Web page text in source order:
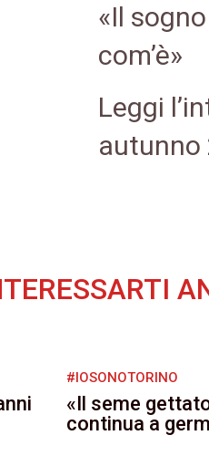
«Il
com’è»
Leggi
autunno
#IOSONOTORINO
«Il seme
continua a